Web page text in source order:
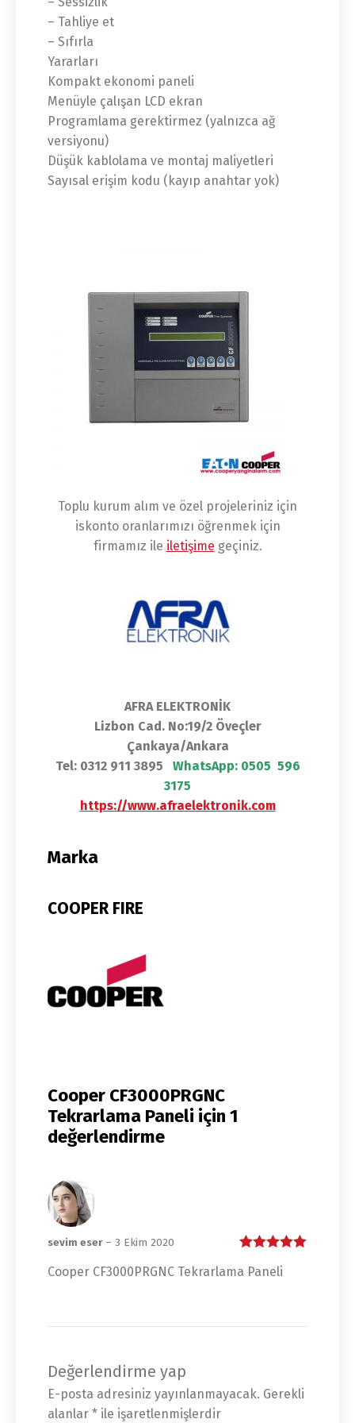
– Tahliye et
– Sıfırla
Yararları
Kompakt ekonomi paneli
Menüyle çalışan LCD ekran
Programlama gerektirmez (yalnızca ağ
versiyonu)
Düşük kablolama ve montaj maliyetleri
Sayısal erişim kodu (kayıp anahtar yok)
Toplu kurum alım ve özel projeleriniz için
iskonto oranlarımızı öğrenmek için
firmamız ile iletişime geçiniz.
AFRA ELEKTRONİK
Lizbon Cad. No:19/2 Öveçler
Çankaya/Ankara
Tel: 0312 911 3895 WhatsApp: 0505 596
3175
https://www.afraelektronik.com
Marka
COOPER FIRE
Cooper CF3000PRGNC
Tekrarlama Paneli için 1
değerlendirme
oy aldı
sevim eser – 3 Ekim 2020
Cooper CF3000PRGNC Tekrarlama Paneli
Değerlendirme yap
E-posta adresiniz yayınlanmayacak. Gerekli
alanlar * ile işaretlenmişlerdir